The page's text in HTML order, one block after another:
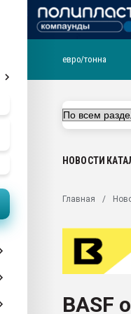
29.07.2026 ФРП помог
Вакуум-формовочные
28.07.2026
первый план в
пластмасс
ситуацией на
евро/тонна
НОВОСТИ
Главная
BASF